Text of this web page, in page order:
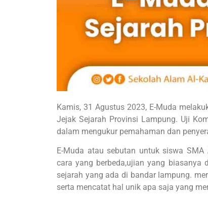
Kamis, 31 Agustus 2023, E-Muda
Jejak Sejarah Provinsi Lampung. Uji
dalam mengukur pemahaman dan
E-Muda atau sebutan untuk siswa
cara yang berbeda,ujian yang
sejarah yang ada di bandar lampung.
serta mencatat hal unik apa saja yang